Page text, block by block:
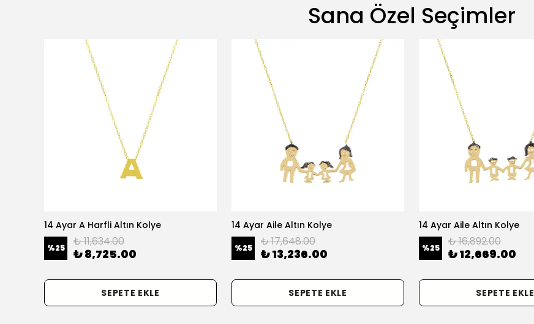
Sana Özel Seçimler
14 Ayar A Harfli Altın Kolye
%25 ₺ 11,634.00
₺ 8,725.00
SEPETE EKLE
14 Ayar Aile Altın Kolye
%25 ₺ 17,648.00
₺ 13,236.00
SEPETE EKLE
14 Ayar Aile Altın Kolye
%25 ₺ 16,892.00
₺ 12,669.00
SEPETE EKLE